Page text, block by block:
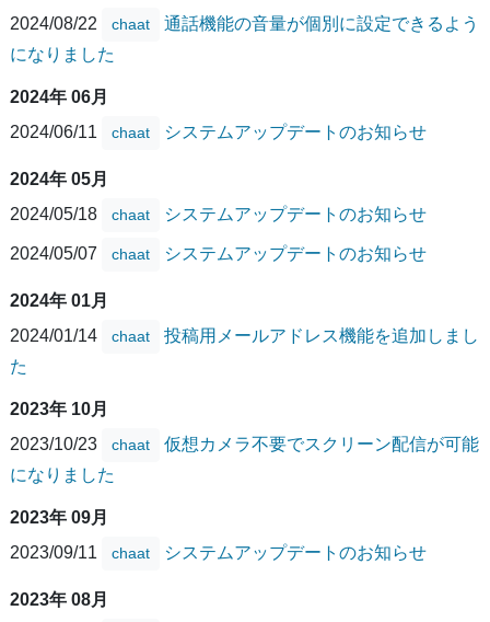
2024/08/22
chaat
通話機能の音量が個別に設定できるよう
になりました
2024年 06月
2024/06/11
chaat システムアップデートのお知らせ
2024年 05月
2024/05/18
chaat システムアップデートのお知らせ
2024/05/07 chaat システムアップデートのお知らせ
2024年 01月
2024/01/14
chaat
投稿用メールアドレス機能を追加しまし
た
2023年 10月
2023/10/23
chaat
仮想カメラ不要でスクリーン配信が可能
になりました
2023年 09月
2023/09/11
chaat システムアップデートのお知らせ
2023年 08月